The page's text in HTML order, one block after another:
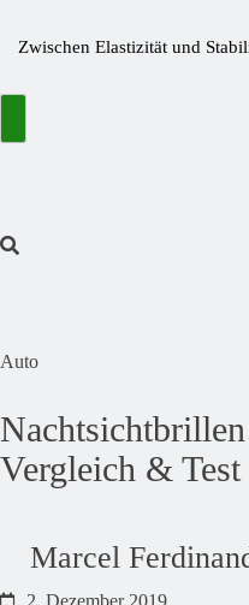
Zwischen Elastizität und
Wie kleine Nährstofflücken
Preisfehler bei Amazon ➤
Auto
Vergleich & Test
Marcel
2. Dezember 2019